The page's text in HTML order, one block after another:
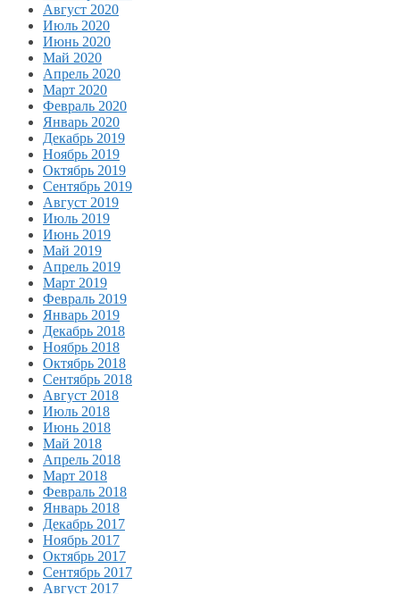
Август 2020
Июль 2020
Июнь 2020
Май 2020
Апрель 2020
Март 2020
Февраль 2020
Январь 2020
Декабрь 2019
Ноябрь 2019
Октябрь 2019
Сентябрь 2019
Август 2019
Июль 2019
Июнь 2019
Май 2019
Апрель 2019
Март 2019
Февраль 2019
Январь 2019
Декабрь 2018
Ноябрь 2018
Октябрь 2018
Сентябрь 2018
Август 2018
Июль 2018
Июнь 2018
Май 2018
Апрель 2018
Март 2018
Февраль 2018
Январь 2018
Декабрь 2017
Ноябрь 2017
Октябрь 2017
Сентябрь 2017
Август 2017